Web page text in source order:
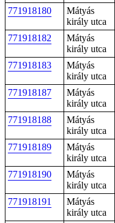
771918180
Mátyás
király utca
771918182
Mátyás
király utca
771918183
Mátyás
király utca
771918187
Mátyás
király utca
771918188
Mátyás
király utca
771918189
Mátyás
király utca
771918190
Mátyás
király utca
771918191
Mátyás
király utca